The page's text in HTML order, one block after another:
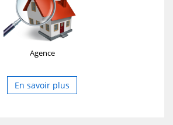
Agence
En savoir plus